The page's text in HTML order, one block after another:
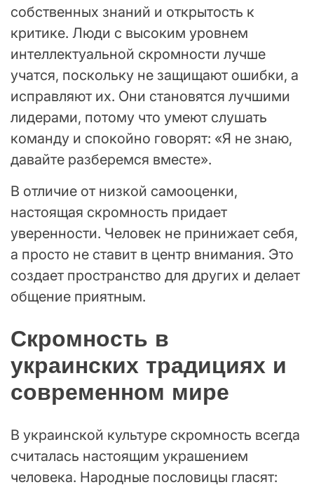
собственных знаний и открытость к
критике. Люди с высоким уровнем
интеллектуальной скромности лучше
учатся, поскольку не защищают ошибки, а
исправляют их. Они становятся лучшими
лидерами, потому что умеют слушать
команду и спокойно говорят: «Я не знаю,
давайте разберемся вместе».
В отличие от низкой самооценки,
настоящая скромность придает
уверенности. Человек не принижает себя,
а просто не ставит в центр внимания. Это
создает пространство для других и делает
общение приятным.
Скромность в
украинских традициях и
современном мире
В украинской культуре скромность всегда
считалась настоящим украшением
человека. Народные пословицы гласят: